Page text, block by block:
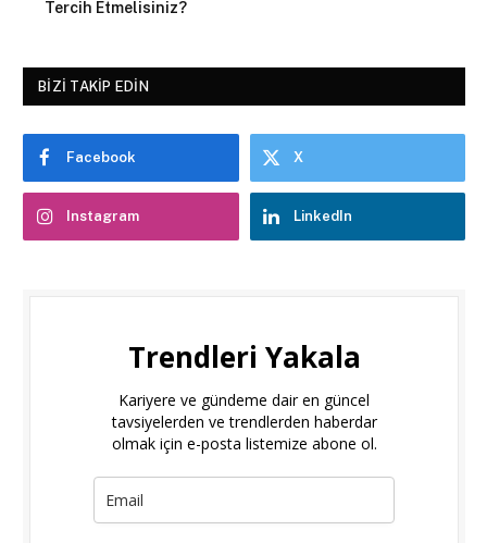
Tercih Etmelisiniz?
BIZI TAKIP EDIN
Facebook X
Instagram LinkedIn
Trendleri Yakala
Kariyere ve gündeme dair en güncel
tavsiyelerden ve trendlerden haberdar
olmak için e-posta listemize abone ol.